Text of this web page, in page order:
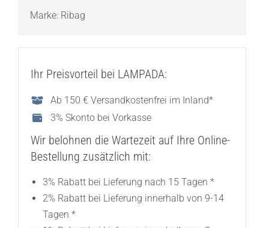
Marke: Ribag
Ihr Preisvorteil bei LAMPADA:
Ab 150 € Versandkostenfrei im Inland*
3% Skonto bei Vorkasse
Wir belohnen die Wartezeit auf Ihre Online-
Bestellung zusätzlich mit:
3% Rabatt bei Lieferung nach 15 Tagen *
2% Rabatt bei Lieferung innerhalb von 9-14
Tagen *